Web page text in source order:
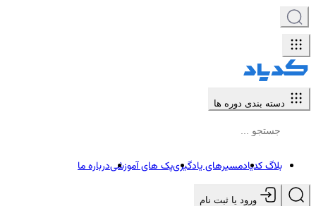
دسته بندی دوره ها
بلاگ کدیادمسیرهای یادگیریپک های آموزشیدرباره ما
ورود یا ثبت نام